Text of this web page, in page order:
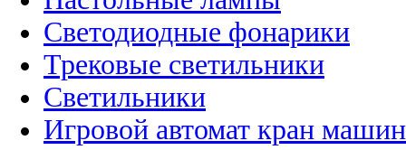
Светодиодные фонарики
Трековые светильники
Светильники
Игровой автомат кран